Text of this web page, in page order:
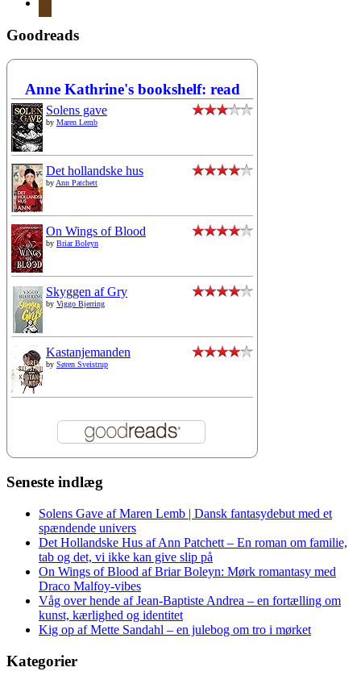
Goodreads
Anne Kathrine's bookshelf: read
Solens gave
by Maren Lemb
Det hollandske hus
byAnn Patchett
On Wings of Blood
by Briar Boleyn
Skyggen af Gry
by Viggo Bjerring
Kastanjemanden
by Søren Sveistrup
Seneste indlæg
Solens Gave af Maren Lemb | Dansk fantasydebut med et
spændende univers
Det Hollandske Hus af Ann Patchett – En roman om familie,
tab og det, vi ikke kan give slip på
On Wings of Blood af Briar Boleyn: Mørk romantasy med
Draco Malfoy-vibes
Våg over hende af Jean-Baptiste Andrea – en fortælling om
kunst, kærlighed og identitet
Kig op af Mette Sandahl – en julebog om tro i mørket
Kategorier